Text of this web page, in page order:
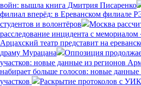
войн: вышла книга Дмитрия Писаренко
филиал вперёд: в Ереванском филиале
студентов и волонтёров
Москва
расследование инцидента с
Арцахский театр представит на
драму Мурацана
Оппозиция
участков: новые данные из регионов
набирает больше голосов: новые данные
участков
Раскрытие протоколов с